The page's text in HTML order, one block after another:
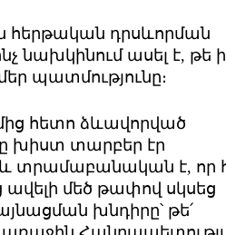
հերթական դրսևորման
նախկինում ասել է, թե
պատմությունը։
հետո ձևավորված
խիստ տարբեր էր
է, որ
ավելի մեծ թափով սկսեց
խնդիրը՝ թե՛